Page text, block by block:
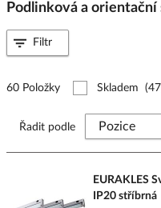
Podlinková a
60 Položky Skladem
Řadit podle
EURAKLES
IP20 stříbrná
Filtr